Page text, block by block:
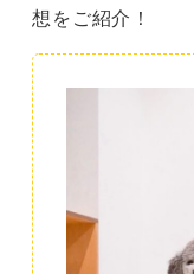
想をご紹介！